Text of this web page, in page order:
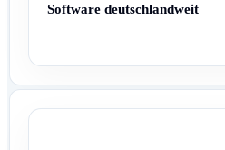
Software deutschlandweit